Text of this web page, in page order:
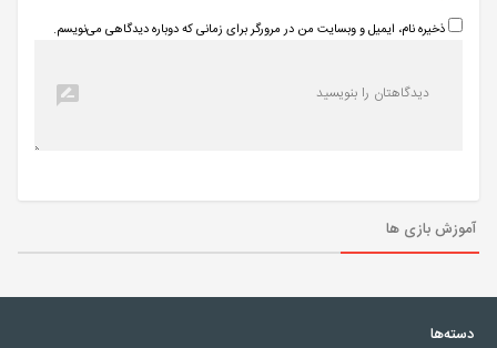
ذخیره نام، ایمیل و وبسایت من در مرورگر برای زمانی که دوباره دیدگاهی می‌نویسم.
آموزش بازی ها
دسته‌ها